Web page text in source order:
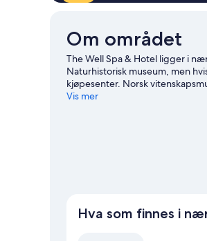
Om området
The Well Spa & Hotel ligger i
Naturhistorisk museum, men
kjøpesenter. Norsk
Vis mer
Hva som finnes i